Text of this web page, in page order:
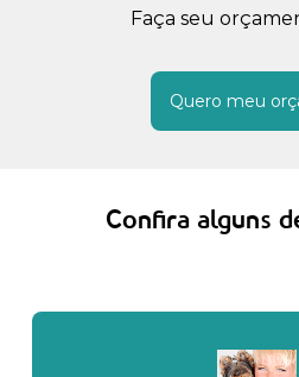
Faça seu
Quero meu
Confira alguns